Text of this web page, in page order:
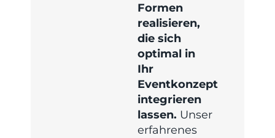
Formen
realisieren,
die sich
optimal in
Ihr
Eventkonzept
integrieren
lassen. Unser
erfahrenes